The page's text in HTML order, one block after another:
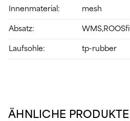
Innenmaterial: mesh
Absatz:
Laufsohle: tp-rubber
ÄHNLICHE PRODUKTE